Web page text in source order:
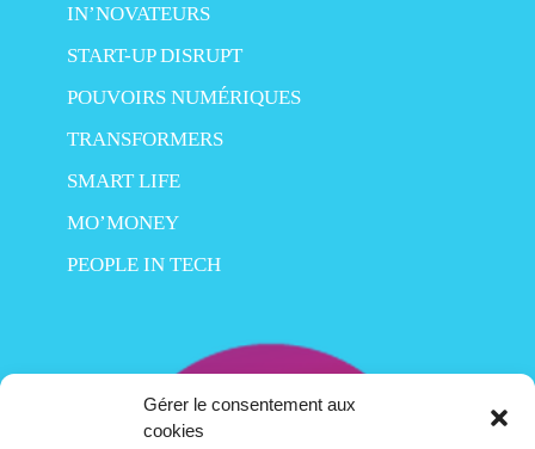
Gérer le consentement aux
cookies
IN’NOVATEURS
START-UP DISRUPT
POUVOIRS NUMÉRIQUES
TRANSFORMERS
SMART LIFE
MO’MONEY
PEOPLE IN TECH